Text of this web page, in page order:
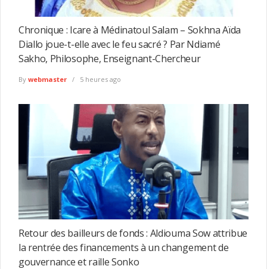
Chronique : Icare à Médinatoul Salam – Sokhna Aïda
Diallo joue-t-elle avec le feu sacré ? Par Ndiamé
Sakho, Philosophe, Enseignant-Chercheur
By webmaster 5 heures ago
Retour des bailleurs de fonds : Aldiouma Sow attribue
la rentrée des financements à un changement de
gouvernance et raille Sonko